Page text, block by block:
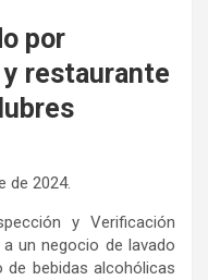
por
restaurante
de 2024.
y Verificación
a un negocio de lavado
bebidas alcohólicas